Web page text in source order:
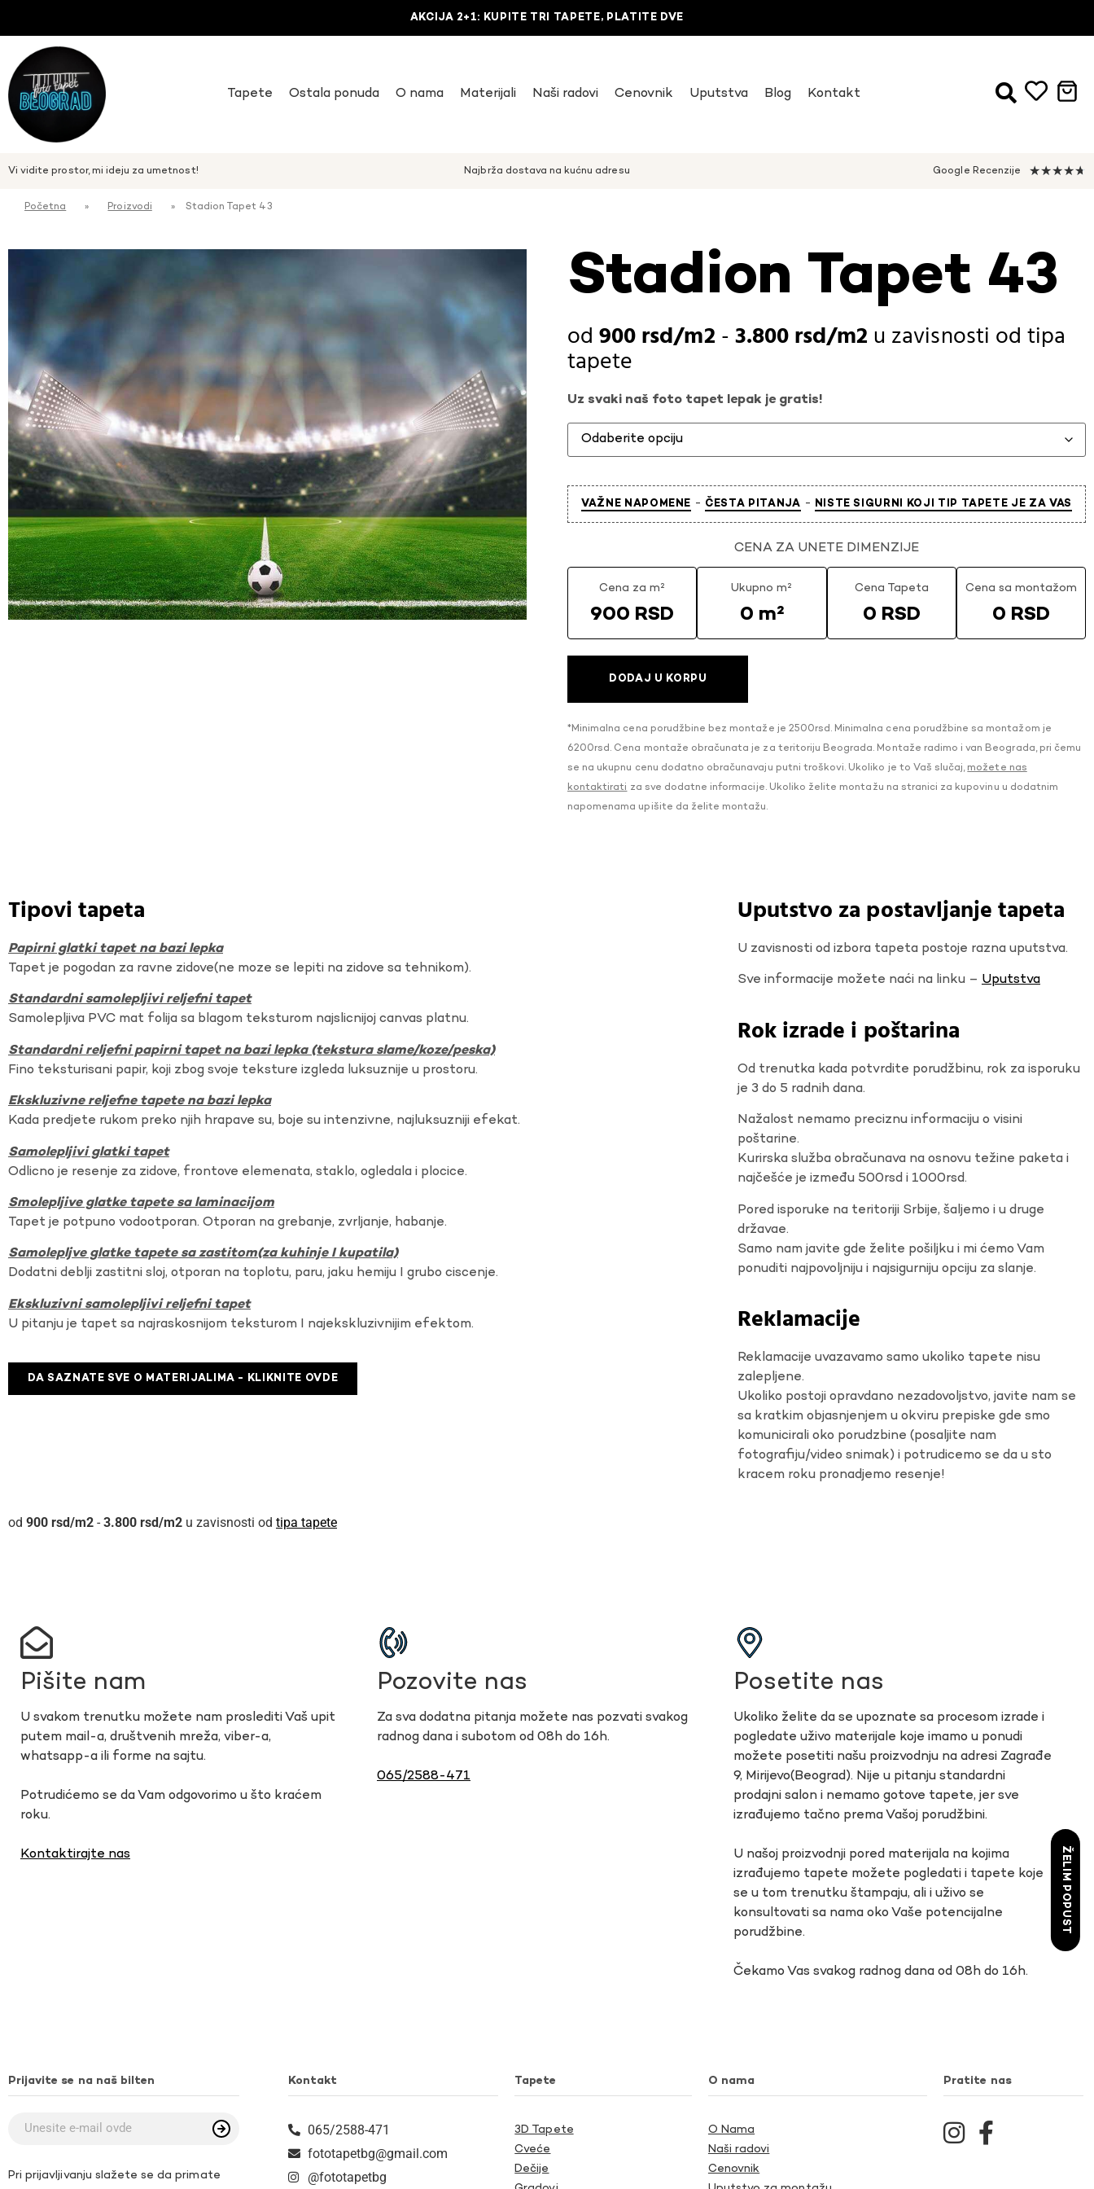
AKCIJA 2+1: KUPITE TRI TAPETE, PLATITE DVE
Tapete Ostala ponuda O nama Materijali Naši radovi Cenovnik Uputstva Blog Kontakt
Vi vidite prostor, mi ideju za umetnost! Najbrža dostava na kućnu adresu Google Recenzije ★★★★★
Početna » Proizvodi » Stadion Tapet 43
Stadion Tapet 43
900rsd -3.800rsd u zavisnosti od tipa
tapete
Uz svaki naš foto tapet lepak je gratis!
VAŽNE NAPOMENE - ČESTA PITANJA - NISTE SIGURNI KOJI TIP TAPETE JE ZA VAS
CENA ZA UNETE DIMENZIJE
Cena za m²
900 RSD
Ukupno m²
0 m²
Cena Tapeta
0 RSD
Cena sa montažom
0 RSD
DODAJ U KORPU
*Minimalna cena porudžbine bez montaže je 2500rsd. Minimalna cena porudžbine sa montažom je
6200rsd. Cena montaže obračunata je za teritoriju Beograda. Montaže radimo i van Beograda, pri čemu
se na ukupnu cenu dodatno obračunavaju putni troškovi. Ukoliko je to Vaš slučaj, možete nas
kontaktirati za sve dodatne informacije. Ukoliko želite montažu na stranici za kupovinu u dodatnim
napomenama upišite da želite montažu.
Tipovi tapeta
Papirni glatki tapet na bazi lepka
Tapet je pogodan za ravne zidove(ne moze se lepiti na zidove sa tehnikom).
Standardni samolepljivi reljefni tapet
Samolepljiva PVC mat folija sa blagom teksturom najslicnijoj canvas platnu.
Standardni reljefni papirni tapet na bazi lepka (tekstura slame/koze/peska)
Fino teksturisani papir, koji zbog svoje teksture izgleda luksuznije u prostoru.
Ekskluzivne reljefne tapete na bazi lepka
Kada predjete rukom preko njih hrapave su, boje su intenzivne, najluksuzniji efekat.
Samolepljivi glatki tapet
Odlicno je resenje za zidove, frontove elemenata, staklo, ogledala i plocice.
Smolepljive glatke tapete sa laminacijom
Tapet je potpuno vodootporan. Otporan na grebanje, zvrljanje, habanje.
Samolepljve glatke tapete sa zastitom(za kuhinje I kupatila)
Dodatni deblji zastitni sloj, otporan na toplotu, paru, jaku hemiju I grubo ciscenje.
Ekskluzivni samolepljivi reljefni tapet
U pitanju je tapet sa najraskosnijom teksturom I najekskluzivnijim efektom.
DA SAZNATE SVE O MATERIJALIMA - KLIKNITE OVDE
Uputstvo za postavljanje tapeta
U zavisnosti od izbora tapeta postoje razna uputstva.
Sve informacije možete naći na linku – Uputstva
Rok izrade i poštarina
Od trenutka kada potvrdite porudžbinu, rok za isporuku
je 3 do 5 radnih dana.
Nažalost nemamo preciznu informaciju o visini
poštarine.
Kurirska služba obračunava na osnovu težine paketa i
najčešće je između 500rsd i 1000rsd.
Pored isporuke na teritoriji Srbije, šaljemo i u druge
državae.
Samo nam javite gde želite pošiljku i mi ćemo Vam
ponuditi najpovoljniju i najsigurniju opciju za slanje.
Reklamacije
Reklamacije uvazavamo samo ukoliko tapete nisu
zalepljene.
Ukoliko postoji opravdano nezadovoljstvo, javite nam se
sa kratkim objasnjenjem u okviru prepiske gde smo
komunicirali oko porudzbine (posaljite nam
fotografiju/video snimak) i potrudicemo se da u sto
kracem roku pronadjemo resenje!
900 rsd - 3.800 rsd u zavisnosti od tipa tapete
Pišite nam
U svakom trenutku možete nam proslediti Vaš upit
putem mail-a, društvenih mreža, viber-a,
whatsapp-a ili forme na sajtu.
Potrudićemo se da Vam odgovorimo u što kraćem
roku.
Kontaktirajte nas
Pozovite nas
Za sva dodatna pitanja možete nas pozvati svakog
radnog dana i subotom od 08h do 16h.
065/2588-471
Posetite nas
Ukoliko želite da se upoznate sa procesom izrade i
pogledate uživo materijale koje imamo u ponudi
možete posetiti našu proizvodnju na adresi Zagrađe
9, Mirijevo(Beograd). Nije u pitanju standardni
prodajni salon i nemamo gotove tapete, jer sve
izrađujemo tačno prema Vašoj porudžbini.
U našoj proizvodnji pored materijala na kojima
izrađujemo tapete možete pogledati i tapete koje
se u tom trenutku štampaju, ali i uživo se
konsultovati sa nama oko Vaše potencijalne
porudžbine.
Čekamo Vas svakog radnog dana od 08h do 16h.
Prijavite se na naš bilten
Pri prijavljivanju slažete se da primate
Kontakt
065/2588-471
fototapetbg@gmail.com
@fototapetbg
Tapete
3D Tapete
Cveće
Dečije
O nama
O Nama
Naši radovi
Cenovnik
Pratite nas
ŽELIM POPUST